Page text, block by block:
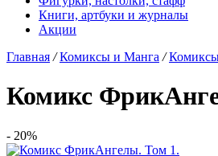
Книги, артбуки и журналы
Акции
Главная / Комиксы и Манга /
Комикс
- 20%